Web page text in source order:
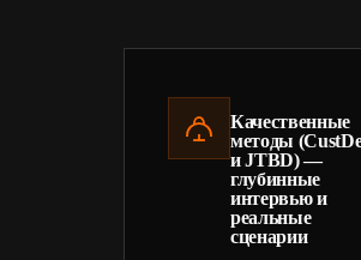
Качественные
методы
и JTBD) —
глубинные
интервью и
реальные
сценарии